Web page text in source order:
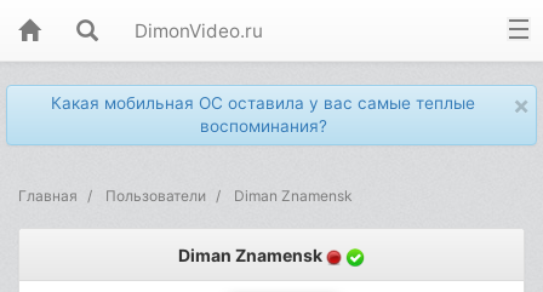
DimonVideo.ru
×
Какая мобильная ОС оставила у вас самые теплые
воспоминания?
Главная Пользователи Diman Znamensk
Diman Znamensk